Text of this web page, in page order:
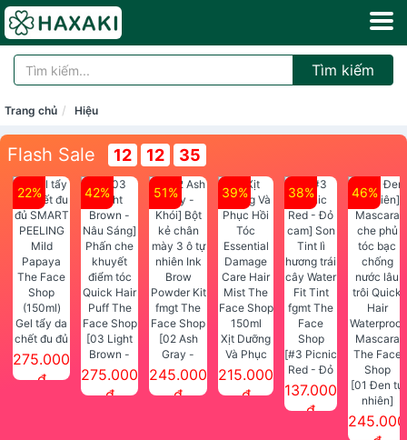
Tìm kiếm
Trang chủ Hiệu
Flash Sale 12 12 35
22%
Gel tẩy da
chết đu đủ
SMART
PEELING
275.000
đ
42%
[03 Light
Brown -
Nâu Sáng]
Phấn che
275.000
đ
51%
[02 Ash
Gray -
Khói] Bột
kẻ chân
245.000
đ
39%
Xịt Dưỡng
Và Phục
Hồi Tóc
Essential
215.000
đ
38%
[#3 Picnic
Red - Đỏ
cam] Son
137.000
đ
46%
[01 Đen tự
nhiên]
Mascara
che phủ
245.000